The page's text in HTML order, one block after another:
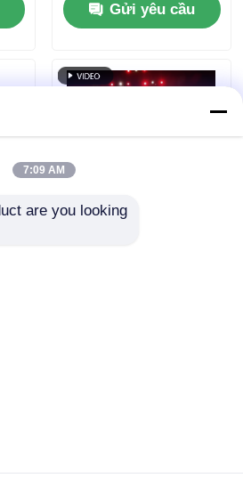
7680Hz và chống
nước IP65 cho màn
Gửi yêu cầu
7:09 AM
are you looking